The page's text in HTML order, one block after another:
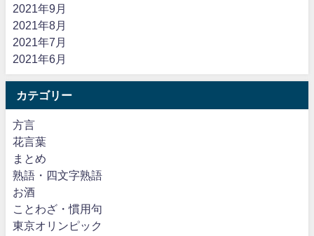
2021年9月
2021年8月
2021年7月
2021年6月
カテゴリー
方言
花言葉
まとめ
熟語・四文字熟語
お酒
ことわざ・慣用句
東京オリンピック